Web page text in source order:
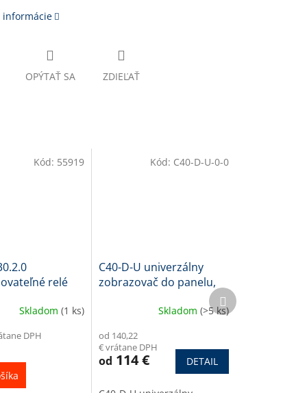
informácie
OPÝTAŤ SA ZDIEĽAŤ
relé
Skladom(1 ks)
DPH
Kód: 55919
C40-D-U univerzálny
zobrazovač do panelu,
Skladom (>5 ks)
od 140,22
€ vrátane DPH
od 114 € DETAIL
Kód: C40-D-U-0-0
Ďalší
produkt